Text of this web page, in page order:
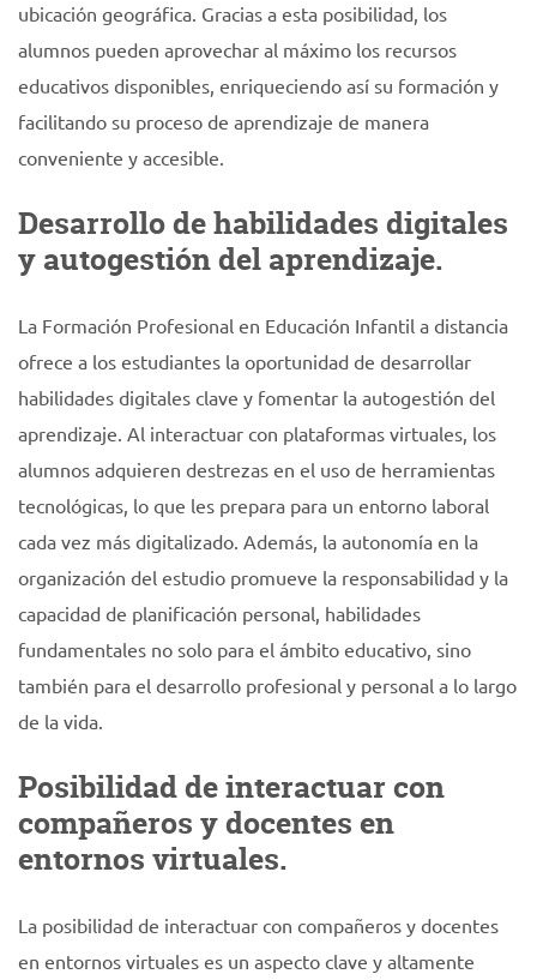
ubicación geográfica. Gracias a esta posibilidad, los
alumnos pueden aprovechar al máximo los recursos
educativos disponibles, enriqueciendo así su formación y
facilitando su proceso de aprendizaje de manera
conveniente y accesible.
Desarrollo de habilidades digitales
y autogestión del aprendizaje.
La Formación Profesional en Educación Infantil a distancia
ofrece a los estudiantes la oportunidad de desarrollar
habilidades digitales clave y fomentar la autogestión del
aprendizaje. Al interactuar con plataformas virtuales, los
alumnos adquieren destrezas en el uso de herramientas
tecnológicas, lo que les prepara para un entorno laboral
cada vez más digitalizado. Además, la autonomía en la
organización del estudio promueve la responsabilidad y la
capacidad de planificación personal, habilidades
fundamentales no solo para el ámbito educativo, sino
también para el desarrollo profesional y personal a lo largo
de la vida.
Posibilidad de interactuar con
compañeros y docentes en
entornos virtuales.
La posibilidad de interactuar con compañeros y docentes
en entornos virtuales es un aspecto clave y altamente